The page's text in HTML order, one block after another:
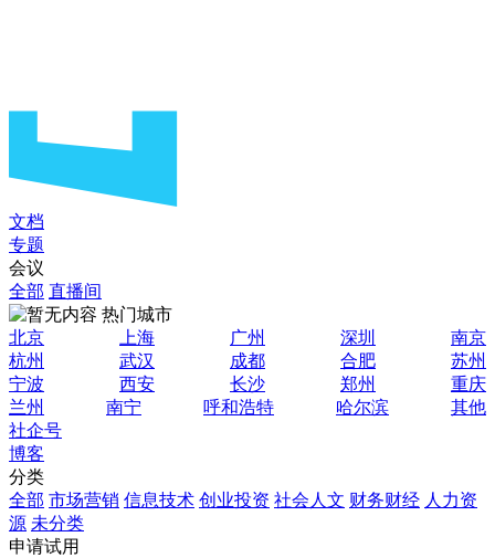
文档
专题
会议
全部 直播间
热门城市
北京
上海 广州 深圳
南京
杭州
武汉 成都 合肥
苏州
宁波
西安 长沙 郑州
重庆
兰州
南宁 呼和浩特 哈尔滨
其他
社企号
博客
分类
全部 市场营销 信息技术 创业投资 社会人文 财务财经 人力资
源 未分类
申请试用